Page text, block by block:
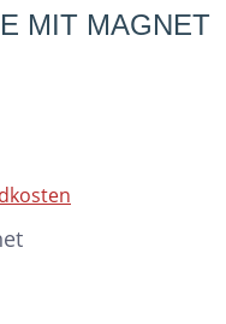
MIT MAGNET